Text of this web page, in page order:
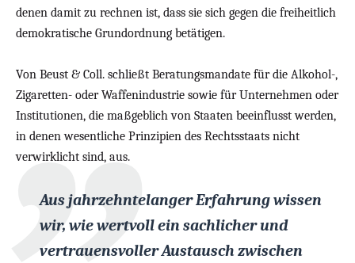
denen damit zu rechnen ist, dass sie sich gegen die freiheitlich
demokratische Grundordnung betätigen.
Von Beust & Coll. schließt Beratungsmandate für die Alkohol-,
Zigaretten- oder Waffenindustrie sowie für Unternehmen oder
Institutionen, die maßgeblich von Staaten beeinflusst werden,
in denen wesentliche Prinzipien des Rechtsstaats nicht
verwirklicht sind, aus.
Aus jahrzehntelanger Erfahrung wissen
wir, wie wertvoll ein sachlicher und
vertrauensvoller Austausch zwischen